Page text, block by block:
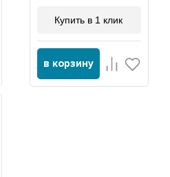
Купить в 1 клик
в корзину